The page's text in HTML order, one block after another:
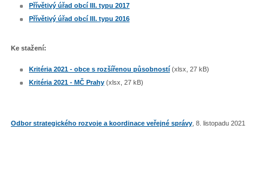
Přívětivý úřad obcí III. typu 2017
Přívětivý úřad obcí III. typu 2016
Ke stažení:
Kritéria 2021 - obce s rozšířenou působností (xlsx, 27 kB)
Kritéria 2021 - MČ Prahy (xlsx, 27 kB)
Odbor strategického rozvoje a koordinace veřejné správy , 8. listopadu 2021